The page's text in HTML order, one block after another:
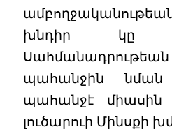
խնդիր կը
պահանջին նման
պահանջէ միասին
լուծարուի Մինսքի